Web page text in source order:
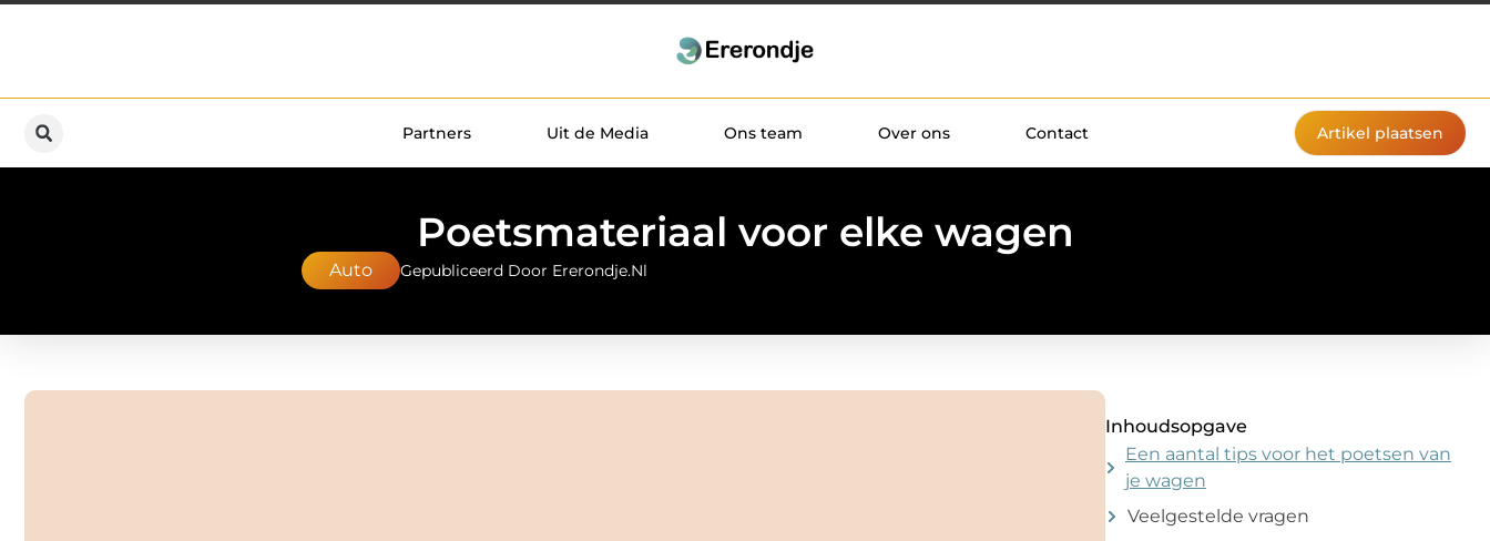
Partners Uit de Media Ons team Over ons Contact Artikel plaatsen
Poetsmateriaal voor elke wagen
Auto Gepubliceerd Door Ererondje.nl
Inhoudsopgave
Een aantal tips voor het poetsen van
je wagen
Veelgestelde vragen